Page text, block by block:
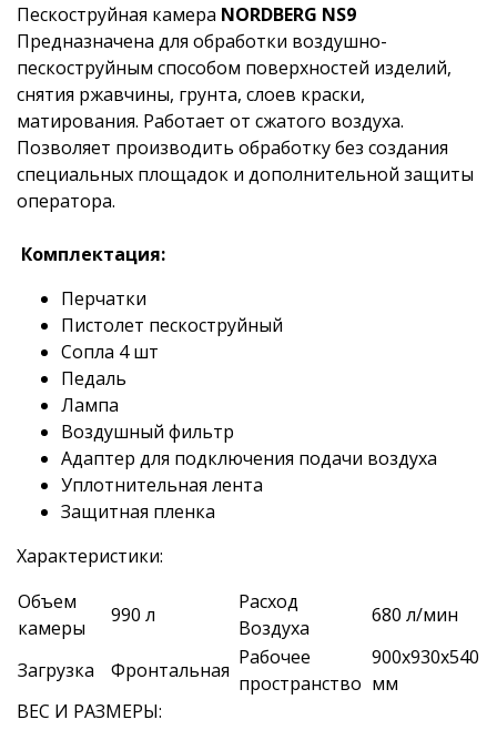
Пескоструйная камера NORDBERG NS9
Предназначена для обработки воздушно-
пескоструйным способом поверхностей изделий,
снятия ржавчины, грунта, слоев краски,
матирования. Работает от сжатого воздуха.
Позволяет производить обработку без создания
специальных площадок и дополнительной защиты
оператора.
Комплектация:
Перчатки
Пистолет пескоструйный
Сопла 4 шт
Педаль
Лампа
Воздушный фильтр
Адаптер для подключения подачи воздуха
Уплотнительная лента
Защитная пленка
Характеристики:
Объем
камеры
990 л
Расход
Воздуха
680 л/мин
Загрузка Фронтальная
Рабочее
пространство
900х930х540
мм
ВЕС И РАЗМЕРЫ: